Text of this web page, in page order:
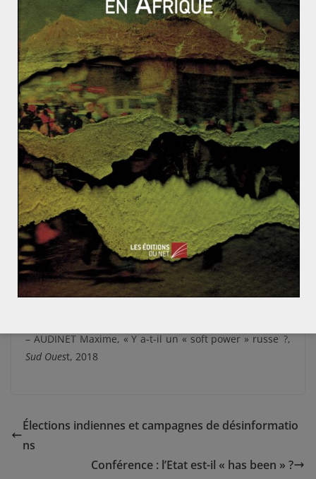
occidental. Sa capacité de mobilisation est donc limitée,
mais son ancrage en Europe n’est tout de même pas
négligeable.
Par ailleurs, le soft power russe fait face à un paradoxe
majeur. La Russie peine à influencer sa propre
population du fait de l’émergence d’une nouvelle
génération qui tourne le dos aux médias traditionnels,
mais dispose d’un auditoire certain en Europe à travers
son idéologie. Ainsi, malgré un socle idéologique fort,
l’avenir du régime poutinien reste une question en
suspens.
Sources :
- LARUELLE Marlène, « L’idéologie comme instrument
du « soft power » russe. Succès, échecs et
– AUDINET Maxime, « Y a-t-il un « soft power » russe ?,
Sud Ouest, 2018
Élections indiennes et campagnes de désinformatio
ns
Conférence : l’Etat est-il « has been » ?